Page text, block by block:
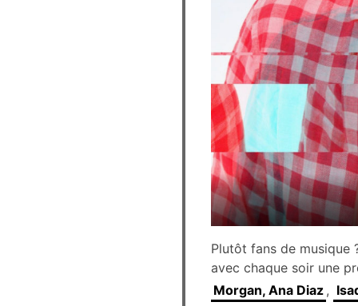
Plutôt fans de musique
avec chaque soir une
Morgan, Ana Diaz ,